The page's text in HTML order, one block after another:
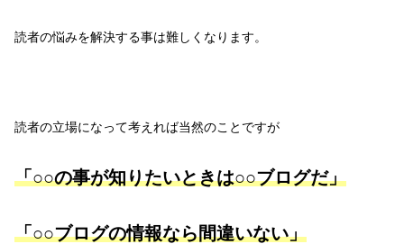
読者の悩みを解決する事は難しくなります。
読者の立場になって考えれば当然のことですが
「○○の事が知りたいときは○○ブログだ」
「○○ブログの情報なら間違いない」